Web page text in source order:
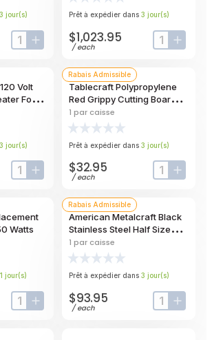
3 jour(s)
input-labelbutton-plus
Prêt à expédier dans 3 jour(s)
$1,023.95
/each input-label
Volt
For
3 jour(s)
input-labelbutton-plus
Rabais Admissible
Tablecraft Polypropylene
Red Grippy Cutting Board
With Tpe Grips, 12 X 18 X 0.5
Inch
1 par caisse
Prêt à expédier dans 3 jour(s)
$32.95
/each input-label
Watts
1 jour(s)
input-labelbutton-plus
Rabais Admissible
American Metalcraft Black
Stainless Steel Half Size
Twilight Griddle Stand, 16 X
8 X 4-1/2 Inch
1 par caisse
Prêt à expédier dans 3 jour(s)
$93.95
/each input-label